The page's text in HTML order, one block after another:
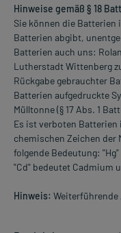
Hinweise gemäß § 18
Sie können die Batterien
Batterien abgibt,
Batterien auch uns:
Lutherstadt Wittenberg
Rückgabe gebrauchter
Batterien aufgedruckte
Mülltonne (§ 17 Abs. 1
Es ist verboten Batterien
chemischen Zeichen der
folgende Bedeutung:
"Cd" bedeutet Cadmium
Hinweis: Weiterführende